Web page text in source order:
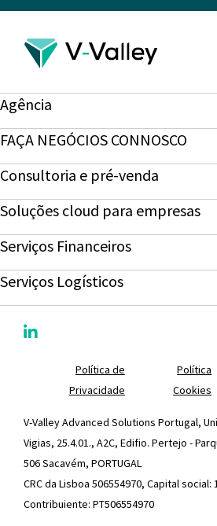
Agência
FAÇA NEGÓCIOS CONNOSCO
Consultoria e pré-venda
Soluções cloud para empresas
Serviços Financeiros
Serviços Logísticos
V-Valley Advanced Solutions Portugal,
Vigias, 25.4.01., A2C, Edifio. Pertejo -
506 Sacavém, PORTUGAL
CRC da Lisboa 506554970, Capital social:
Contribuiente: PT506554970
Política de
Privacidade
Política
Cookies